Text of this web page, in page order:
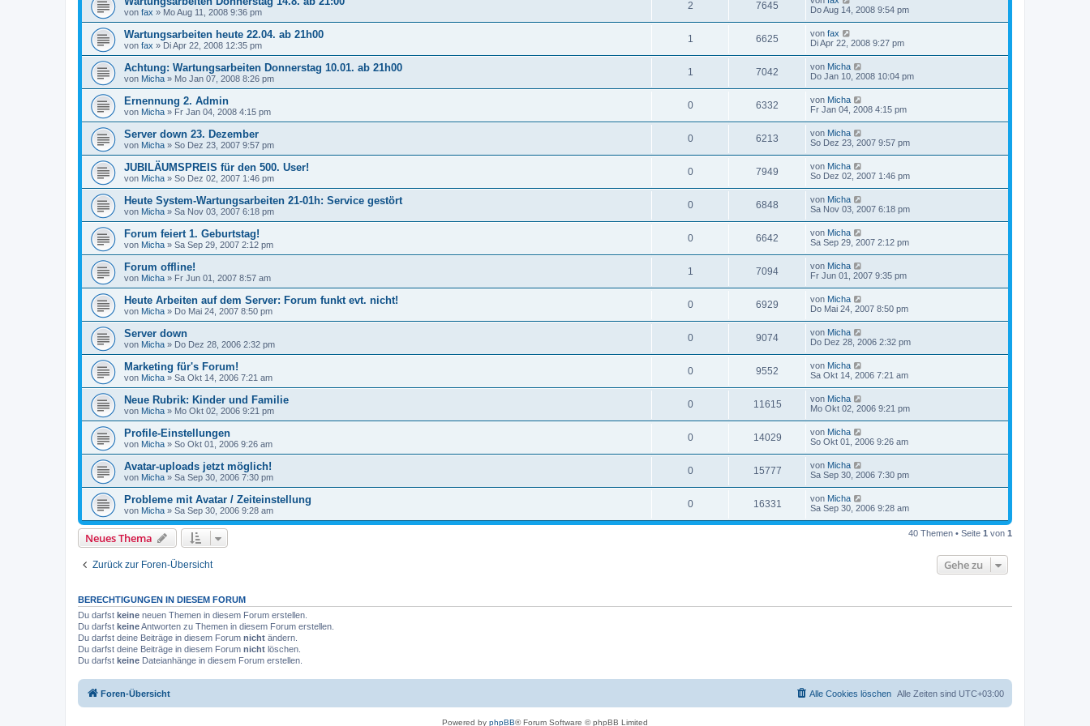
von fax » Mo Aug 11, 2008 9:36 pm
2 7645
Do Aug 14, 2008 9:54 pm
Wartungsarbeiten heute 22.04. ab 21h00
von fax » Di Apr 22, 2008 12:35 pm
1 6625 von fax
Di Apr 22, 2008 9:27 pm
Achtung: Wartungsarbeiten Donnerstag 10.01. ab 21h00
von Micha » Mo Jan 07, 2008 8:26 pm
1 7042 von Micha
Do Jan 10, 2008 10:04 pm
Ernennung 2. Admin
von Micha » Fr Jan 04, 2008 4:15 pm
0 6332 von Micha
Fr Jan 04, 2008 4:15 pm
Server down 23. Dezember
von Micha » So Dez 23, 2007 9:57 pm
0 6213 von Micha
So Dez 23, 2007 9:57 pm
JUBILÄUMSPREIS für den 500. User!
von Micha » So Dez 02, 2007 1:46 pm
0 7949 von Micha
So Dez 02, 2007 1:46 pm
Heute System-Wartungsarbeiten 21-01h: Service gestört
von Micha » Sa Nov 03, 2007 6:18 pm
0 6848 von Micha
Sa Nov 03, 2007 6:18 pm
Forum feiert 1. Geburtstag!
von Micha » Sa Sep 29, 2007 2:12 pm
0 6642 von Micha
Sa Sep 29, 2007 2:12 pm
Forum offline!
von Micha » Fr Jun 01, 2007 8:57 am
1 7094 von Micha
Fr Jun 01, 2007 9:35 pm
Heute Arbeiten auf dem Server: Forum funkt evt. nicht!
von Micha » Do Mai 24, 2007 8:50 pm
0 6929 von Micha
Do Mai 24, 2007 8:50 pm
Server down
von Micha » Do Dez 28, 2006 2:32 pm
0 9074 von Micha
Do Dez 28, 2006 2:32 pm
Marketing für's Forum!
von Micha » Sa Okt 14, 2006 7:21 am
0 9552 von Micha
Sa Okt 14, 2006 7:21 am
Neue Rubrik: Kinder und Familie
von Micha » Mo Okt 02, 2006 9:21 pm
0 11615 von Micha
Mo Okt 02, 2006 9:21 pm
Profile-Einstellungen
von Micha » So Okt 01, 2006 9:26 am
0 14029 von Micha
So Okt 01, 2006 9:26 am
Avatar-uploads jetzt möglich!
von Micha » Sa Sep 30, 2006 7:30 pm
0 15777 von Micha
Sa Sep 30, 2006 7:30 pm
Probleme mit Avatar / Zeiteinstellung
von Micha » Sa Sep 30, 2006 9:28 am
0 16331 von Micha
Sa Sep 30, 2006 9:28 am
Neues Thema 40 Themen • Seite 1 von 1
Zurück zur Foren-Übersicht Gehe zu
BERECHTIGUNGEN IN DIESEM FORUM
Du darfst keine neuen Themen in diesem Forum erstellen.
Du darfst keineAntworten zu Themen in diesem Forum erstellen.
Du darfst deine Beiträge in diesem Forum nicht ändern.
Du darfst deine Beiträge in diesem Forum nicht löschen.
Du darfst keine Dateianhänge in diesem Forum erstellen.
Foren-Übersicht Alle Zeiten sind UTC+03:00
Alle Cookies löschen
Powered by phpBB® Forum Software © phpBB Limited